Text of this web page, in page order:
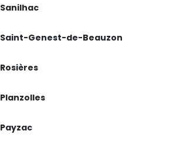
Sanilhac
Saint-Genest-de-Beauzon
Rosières
Planzolles
Payzac